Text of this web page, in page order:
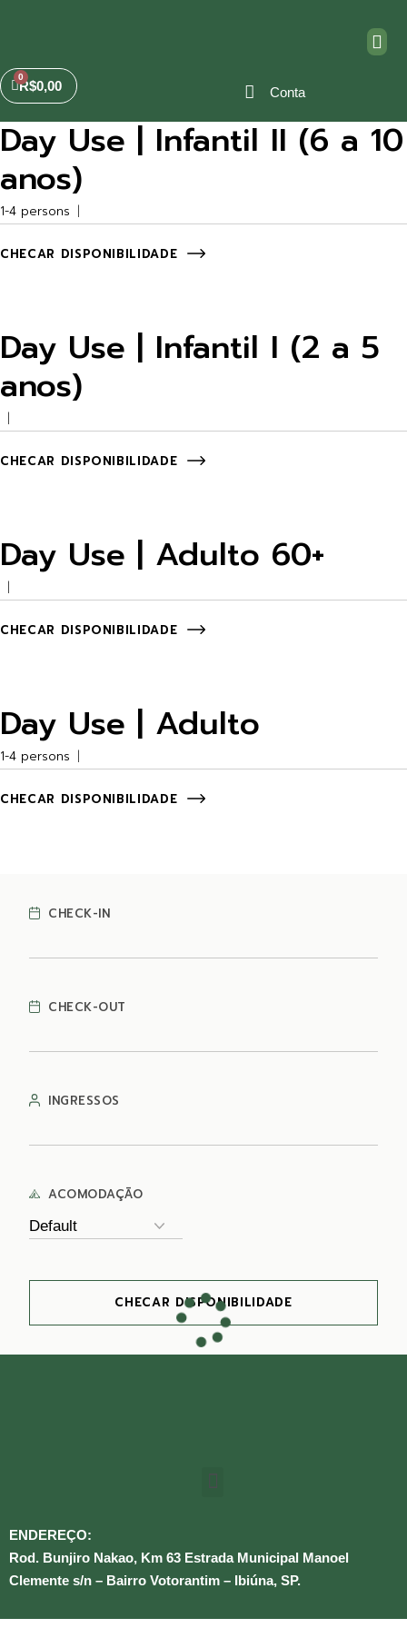
R$0,00 Conta
Day Use | Infantil II (6 a 10
anos)
1-4 persons
CHECAR DISPONIBILIDADE
Day Use | Infantil I (2 a 5
anos)
CHECAR DISPONIBILIDADE
Day Use | Adulto 60+
CHECAR DISPONIBILIDADE
Day Use | Adulto
1-4 persons
CHECAR DISPONIBILIDADE
CHECK-IN
CHECK-OUT
INGRESSOS
ACOMODAÇÃO
CHECAR DISPONIBILIDADE
ENDEREÇO:
Rod. Bunjiro Nakao, Km 63 Estrada Municipal Manoel
Clemente s/n – Bairro Votorantim – Ibiúna, SP.